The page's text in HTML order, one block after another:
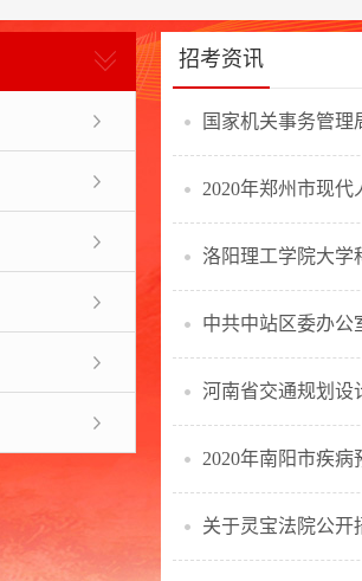
正在报名
准考证打印
成绩查询
名单公示
常见问题
事业单位
教师系统
银行系统
社会招聘
校园招聘
招考资讯
国家机关事务管理
2020年郑州市现
洛阳理工学院大学
中共中站区委办公
河南省交通规划设
2020年南阳市疾
关于灵宝法院公开